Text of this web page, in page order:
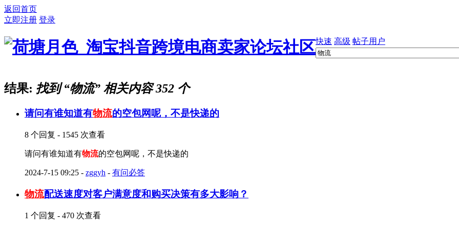
返回首页
立即注册 登录
快速 高级 帖子用户
结果: 找到 “物流” 相关内容 352 个
请问有谁知道有物流的空包网呢，不是快递的
8 个回复 - 1545 次查看
请问有谁知道有物流的空包网呢，不是快递的
2024-7-15 09:25 - zggyh - 有问必答
物流配送速度对客户满意度和购买决策有多大影响？
1 个回复 - 470 次查看